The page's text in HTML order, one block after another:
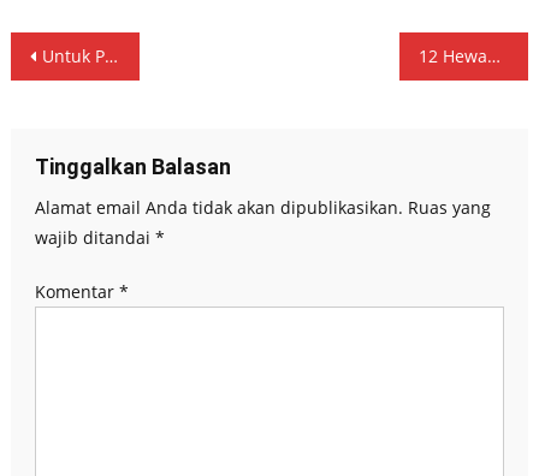
Navigasi
Untuk Permudah Pelayanan Masyarakat Pemkab Tulungagung Luncurkan Aplikasi Si-Trust 12 Hewan Kurban Disembelih Nganjuk Peduli Untuk Dibagikan Masyarakat Kurang Mampu.
Tinggalkan Balasan
Alamat email Anda tidak akan dipublikasikan. Ruas yang
wajib ditandai *
Komentar *